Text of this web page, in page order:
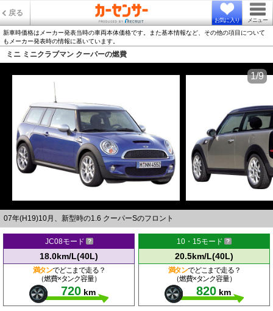
戻る
お気に入り メニュー
新車時価格はメーカー発表当時の車両本体価格です。また基本情報など、その他の項目について
もメーカー発表時の情報に基いています。
ミニ ミニクラブマン クーパーの燃費
07年(H19)10月、新型時の1.6 クーパーSのフロント
1/9
JC08モード
18.0km/L(40L)
満タンでどこまで走る？
（燃費×タンク容量）
720 km
10・15モード
20.5km/L(40L)
満タンでどこまで走る？
（燃費×タンク容量）
820 km